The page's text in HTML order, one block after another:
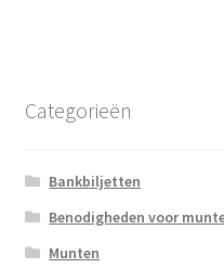
Categorieën
Bankbiljetten
Benodigheden voor
Munten